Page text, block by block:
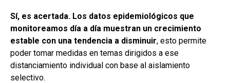
Sí, es acertada. Los datos epidemiológicos que
monitoreamos día a día muestran un crecimiento
estable con una tendencia a disminuir, esto permite
poder tomar medidas en temas dirigidos a ese
distanciamiento individual con base al aislamiento
selectivo.